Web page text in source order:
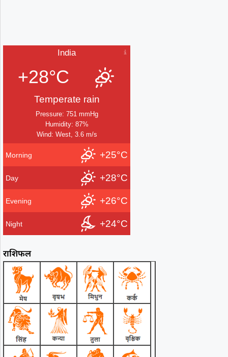
India
+28°C
Temperate rain
Pressure: 751 mmHg
Humidity: 87%
Wind: West, 3.6 m/s
Morning +25°C
Day +28°C
Evening +26°C
Night +24°C
राशिफल